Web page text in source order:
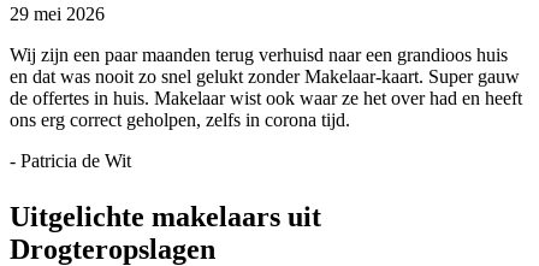
29 mei 2026
Wij zijn een paar maanden terug verhuisd naar een grandioos huis
en dat was nooit zo snel gelukt zonder Makelaar-kaart. Super gauw
de offertes in huis. Makelaar wist ook waar ze het over had en heeft
ons erg correct geholpen, zelfs in corona tijd.
- Patricia de Wit
Uitgelichte makelaars uit
Drogteropslagen